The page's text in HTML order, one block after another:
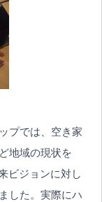
プでは、空き家
地域の現状を
ビジョンに対し
した。実際にハ